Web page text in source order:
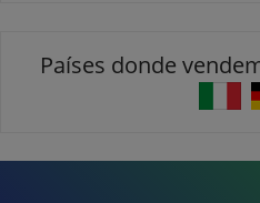
Países donde